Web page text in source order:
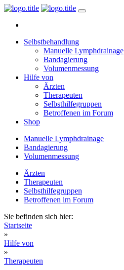
Selbstbehandlung
Manuelle Lymphdrainage
Bandagierung
Volumenmessung
Hilfe von
Ärzten
Therapeuten
Selbsthilfegruppen
Betroffenen im Forum
Shop
Manuelle Lymphdrainage
Bandagierung
Volumenmessung
Ärzten
Therapeuten
Selbsthilfegruppen
Betroffenen im Forum
Sie befinden sich hier:
Startseite
»
Hilfe von
»
Therapeuten